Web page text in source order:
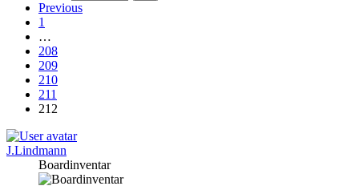
Previous
1
…
208
209
210
211
212
J.Lindmann
Boardinventar